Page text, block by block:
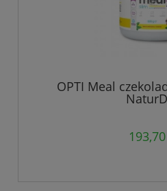
OPTI Meal
193,70